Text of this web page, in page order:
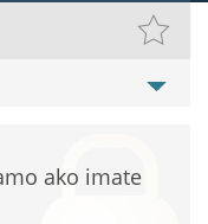
ako imate